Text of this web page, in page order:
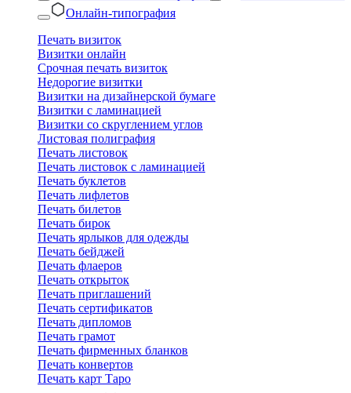
Онлайн-типография
Печать визиток
Визитки онлайн
Срочная печать визиток
Недорогие визитки
Визитки на дизайнерской бумаге
Визитки с ламинацией
Визитки со скруглением углов
Листовая полиграфия
Печать листовок
Печать листовок с ламинацией
Печать буклетов
Печать лифлетов
Печать билетов
Печать бирок
Печать ярлыков для одежды
Печать бейджей
Печать флаеров
Печать открыток
Печать приглашений
Печать сертификатов
Печать дипломов
Печать грамот
Печать фирменных бланков
Печать конвертов
Печать карт Таро